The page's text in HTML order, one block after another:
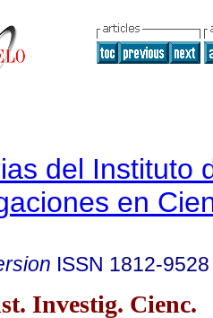
del Instituto
en
ISSN 1812-9528
Investig. Cienc.